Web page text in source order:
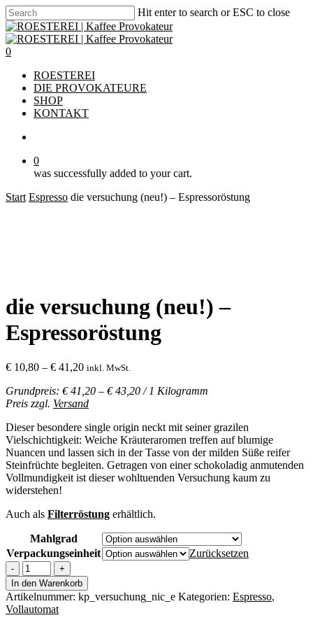
Skip
to
main
content
Hit enter to search or ESC to close
Close
Search
account
0
ROESTEREI
DIE PROVOKATEURE
SHOP
KONTAKT
0
was successfully added to your cart.
Start Espresso die versuchung (neu!) – Espressoröstung
die versuchung (neu!) –
Espressoröstung
€ 10,80 – € 41,20Preisspanne:
bis
€ 41,20
inkl. MwSt.
Grundpreis: € 41,20 – € 43,20 / 1 Kilogramm
Preis zzgl. Versand
Dieser besondere single origin neckt mit seiner grazilen
Vielschichtigkeit: Weiche Kräuteraromen treffen auf blumige
Nuancen und lassen sich in der Tasse von der milden Süße reifer
Steinfrüchte begleiten. Getragen von einer schokoladig anmutenden
Vollmundigkeit ist dieser wohltuenden Versuchung kaum zu
widerstehen!
Auch als Filterröstung erhältlich.
Mahlgrad
Verpackungseinheit
Zurücksetzen
die
versuchung
(neu!)
-
Espressoröstung
In den Warenkorb
Artikelnummer: kp_versuchung_nic_e Kategorien: Espresso,
Vollautomat